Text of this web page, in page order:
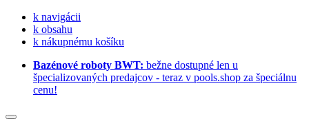
k navigácii
k obsahu
k nákupnému košíku
Bazénové roboty BWT: bežne dostupné len u
špecializovaných predajcov - teraz v pools.shop za špeciálnu
cenu!